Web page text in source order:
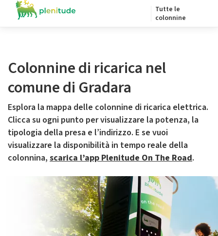
Tutte le
colonnine
Colonnine di ricarica nel
comune di Gradara
Esplora la mappa delle colonnine di ricarica elettrica.
Clicca su ogni punto per visualizzare la potenza, la
tipologia della presa e l’indirizzo. E se vuoi
visualizzare la disponibilità in tempo reale della
colonnina, scarica l’app Plenitude On The Road.